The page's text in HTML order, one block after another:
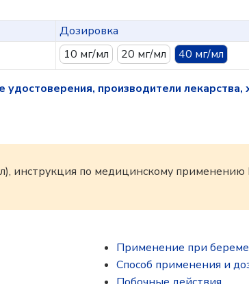
Дозировка
10 мг/мл 20 мг/мл 40 мг/мл
производители лекарства,
инструкция по медицинскому
Применение при
Способ применения и